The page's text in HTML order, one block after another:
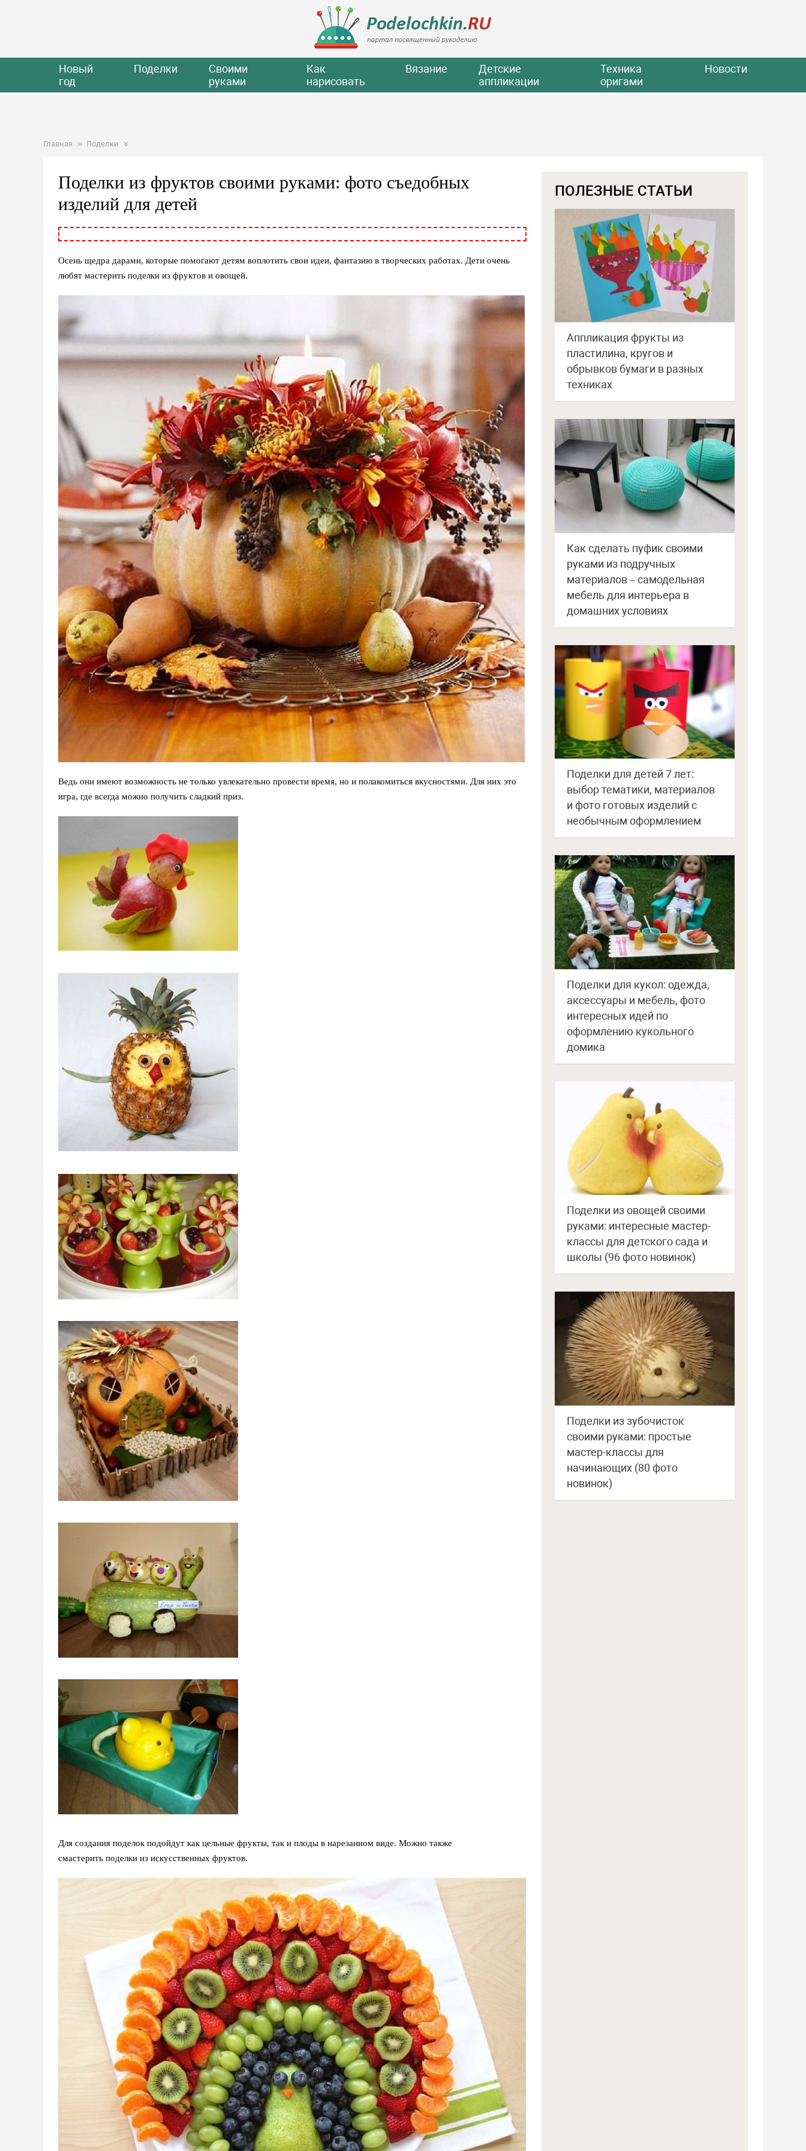
Новый
год
Поделки
Своими
руками
Как
нарисовать
Вязание
Детские
аппликации
Техника
оригами
Новости
Главная Поделки
Поделки из фруктов своими руками: фото съедобных
изделий для детей
Осень щедра дарами, которые помогают детям воплотить свои идеи, фантазию в творческих работах. Дети очень
любят мастерить поделки из фруктов и овощей.
Ведь они имеют возможность не только увлекательно провести время, но и полакомиться вкусностями. Для них это
игра, где всегда можно получить сладкий приз.
Для создания поделок подойдут как цельные фрукты, так и плоды в нарезанном виде. Можно также
смастерить поделки из искусственных фруктов.
ПОЛЕЗНЫЕ СТАТЬИ
Аппликация фрукты из
пластилина, кругов и
обрывков бумаги в разных
техниках
Как сделать пуфик своими
руками из подручных
материалов – самодельная
мебель для интерьера в
домашних условиях
Поделки для детей 7 лет:
выбор тематики, материалов
и фото готовых изделий с
необычным оформлением
Поделки для кукол: одежда,
аксессуары и мебель, фото
интересных идей по
оформлению кукольного
домика
Поделки из овощей своими
руками: интересные мастер-
классы для детского сада и
школы (96 фото новинок)
Поделки из зубочисток
своими руками: простые
мастер-классы для
начинающих (80 фото
новинок)